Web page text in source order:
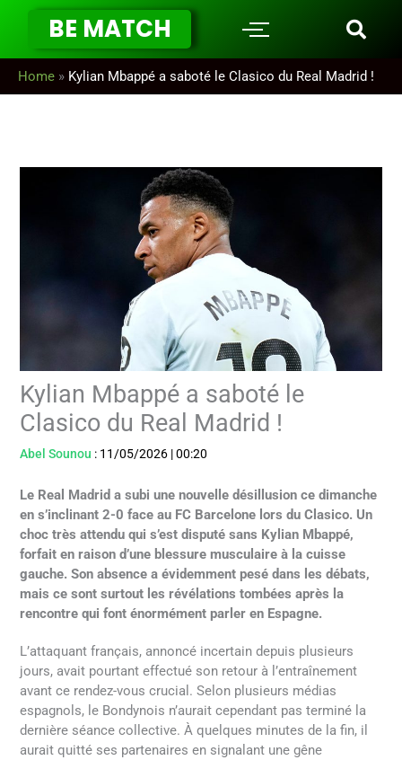
contenu
BE MATCH
Home » Kylian Mbappé a saboté le Clasico du Real Madrid !
Kylian Mbappé a saboté le
Clasico du Real Madrid !
Abel Sounou : 11/05/2026 |00:20
Le Real Madrid a subi une nouvelle désillusion ce dimanche
en s’inclinant 2-0 face au FC Barcelone lors du Clasico. Un
choc très attendu qui s’est disputé sans Kylian Mbappé,
forfait en raison d’une blessure musculaire à la cuisse
gauche. Son absence a évidemment pesé dans les débats,
mais ce sont surtout les révélations tombées après la
rencontre qui font énormément parler en Espagne.
L’attaquant français, annoncé incertain depuis plusieurs
jours, avait pourtant effectué son retour à l’entraînement
avant ce rendez-vous crucial. Selon plusieurs médias
espagnols, le Bondynois n’aurait cependant pas terminé la
dernière séance collective. À quelques minutes de la fin, il
aurait quitté ses partenaires en signalant une gêne